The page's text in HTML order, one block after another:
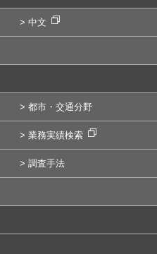
> 中文
> 都市・交通分野
> 業務実績検索
> 調査手法